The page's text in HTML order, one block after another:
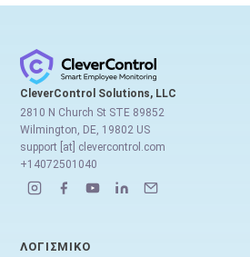
CleverControl Solutions, LLC
2810 N Church St STE 89852
Wilmington, DE, 19802 US
support [at] clevercontrol.com
+14072501040
ΛΟΓΙΣΜΙΚΌ